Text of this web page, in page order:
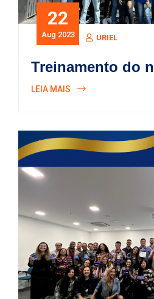
22
Aug 2023 URIEL
Treinamento do
LEIA MAIS